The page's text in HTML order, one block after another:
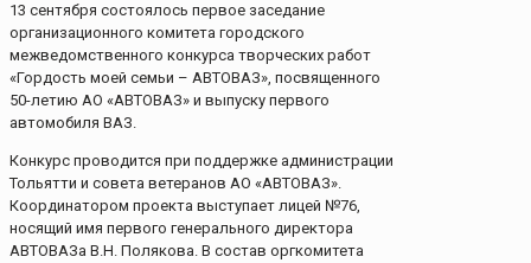
13 сентября состоялось первое заседание
организационного комитета городского
межведомственного конкурса творческих работ
«Гордость моей семьи – АВТОВАЗ», посвященного
50-летию АО «АВТОВАЗ» и выпуску первого
автомобиля ВАЗ.
Конкурс проводится при поддержке администрации
Тольятти и совета ветеранов АО «АВТОВАЗ».
Координатором проекта выступает лицей №76,
носящий имя первого генерального директора
АВТОВАЗа В.Н. Полякова. В состав оргкомитета